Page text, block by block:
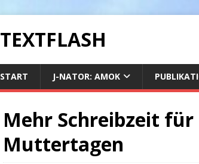
TEXTFLASH
START J-NATOR: AMOK
Mehr Schreibzeit
Muttertagen